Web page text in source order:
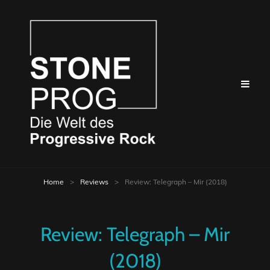
Home > Reviews > Review: Telegraph – Mir (2018)
Review: Telegraph – Mir
(2018)